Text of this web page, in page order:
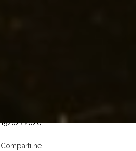
19/02/2020
Compartilhe